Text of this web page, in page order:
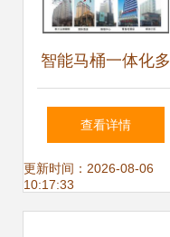
智能马桶一体化多
功能智能马桶坐便
器 全自动智能座便
查看详情
更新时间：2026-08-06
10:17:33